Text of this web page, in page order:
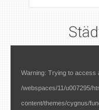
Warning: Trying to access
/webspaces/11/u007295/
content/themes/cygnus/